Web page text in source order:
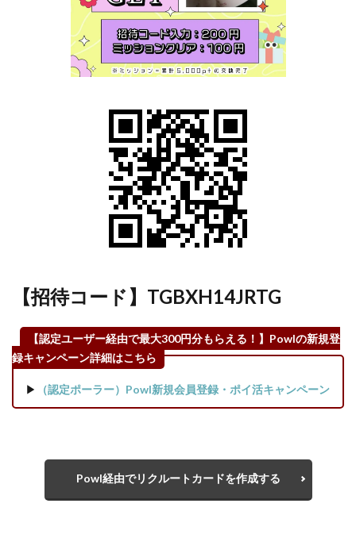
覧
3.6
【証
券会
証券
設で
ント
【招待コード】TGBXH14JRTG
【認定ユーザー経由で最大300円分もらえる！】Powlの新規登
録キャンペーン詳細はこちら
▶ （認定ポーラー）Powl新規会員登録・ポイ活キャンペーン
Powl経由でリクルートカードを作成する